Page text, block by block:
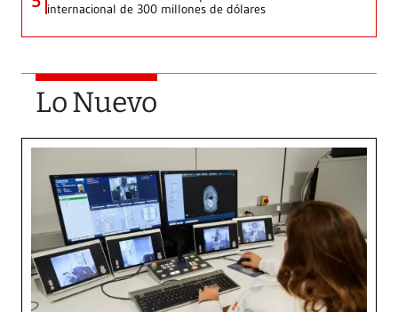
internacional de 300 millones de dólares
Lo Nuevo